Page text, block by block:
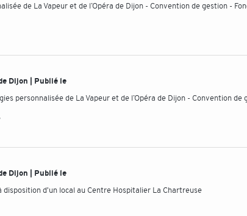
de La Vapeur et de l’Opéra de Dijon - Convention de gestion -
Dijon | Publié le
personnalisée de La Vapeur et de l’Opéra de Dijon - Convention
Dijon | Publié le
disposition d'un local au Centre Hospitalier La Chartreuse